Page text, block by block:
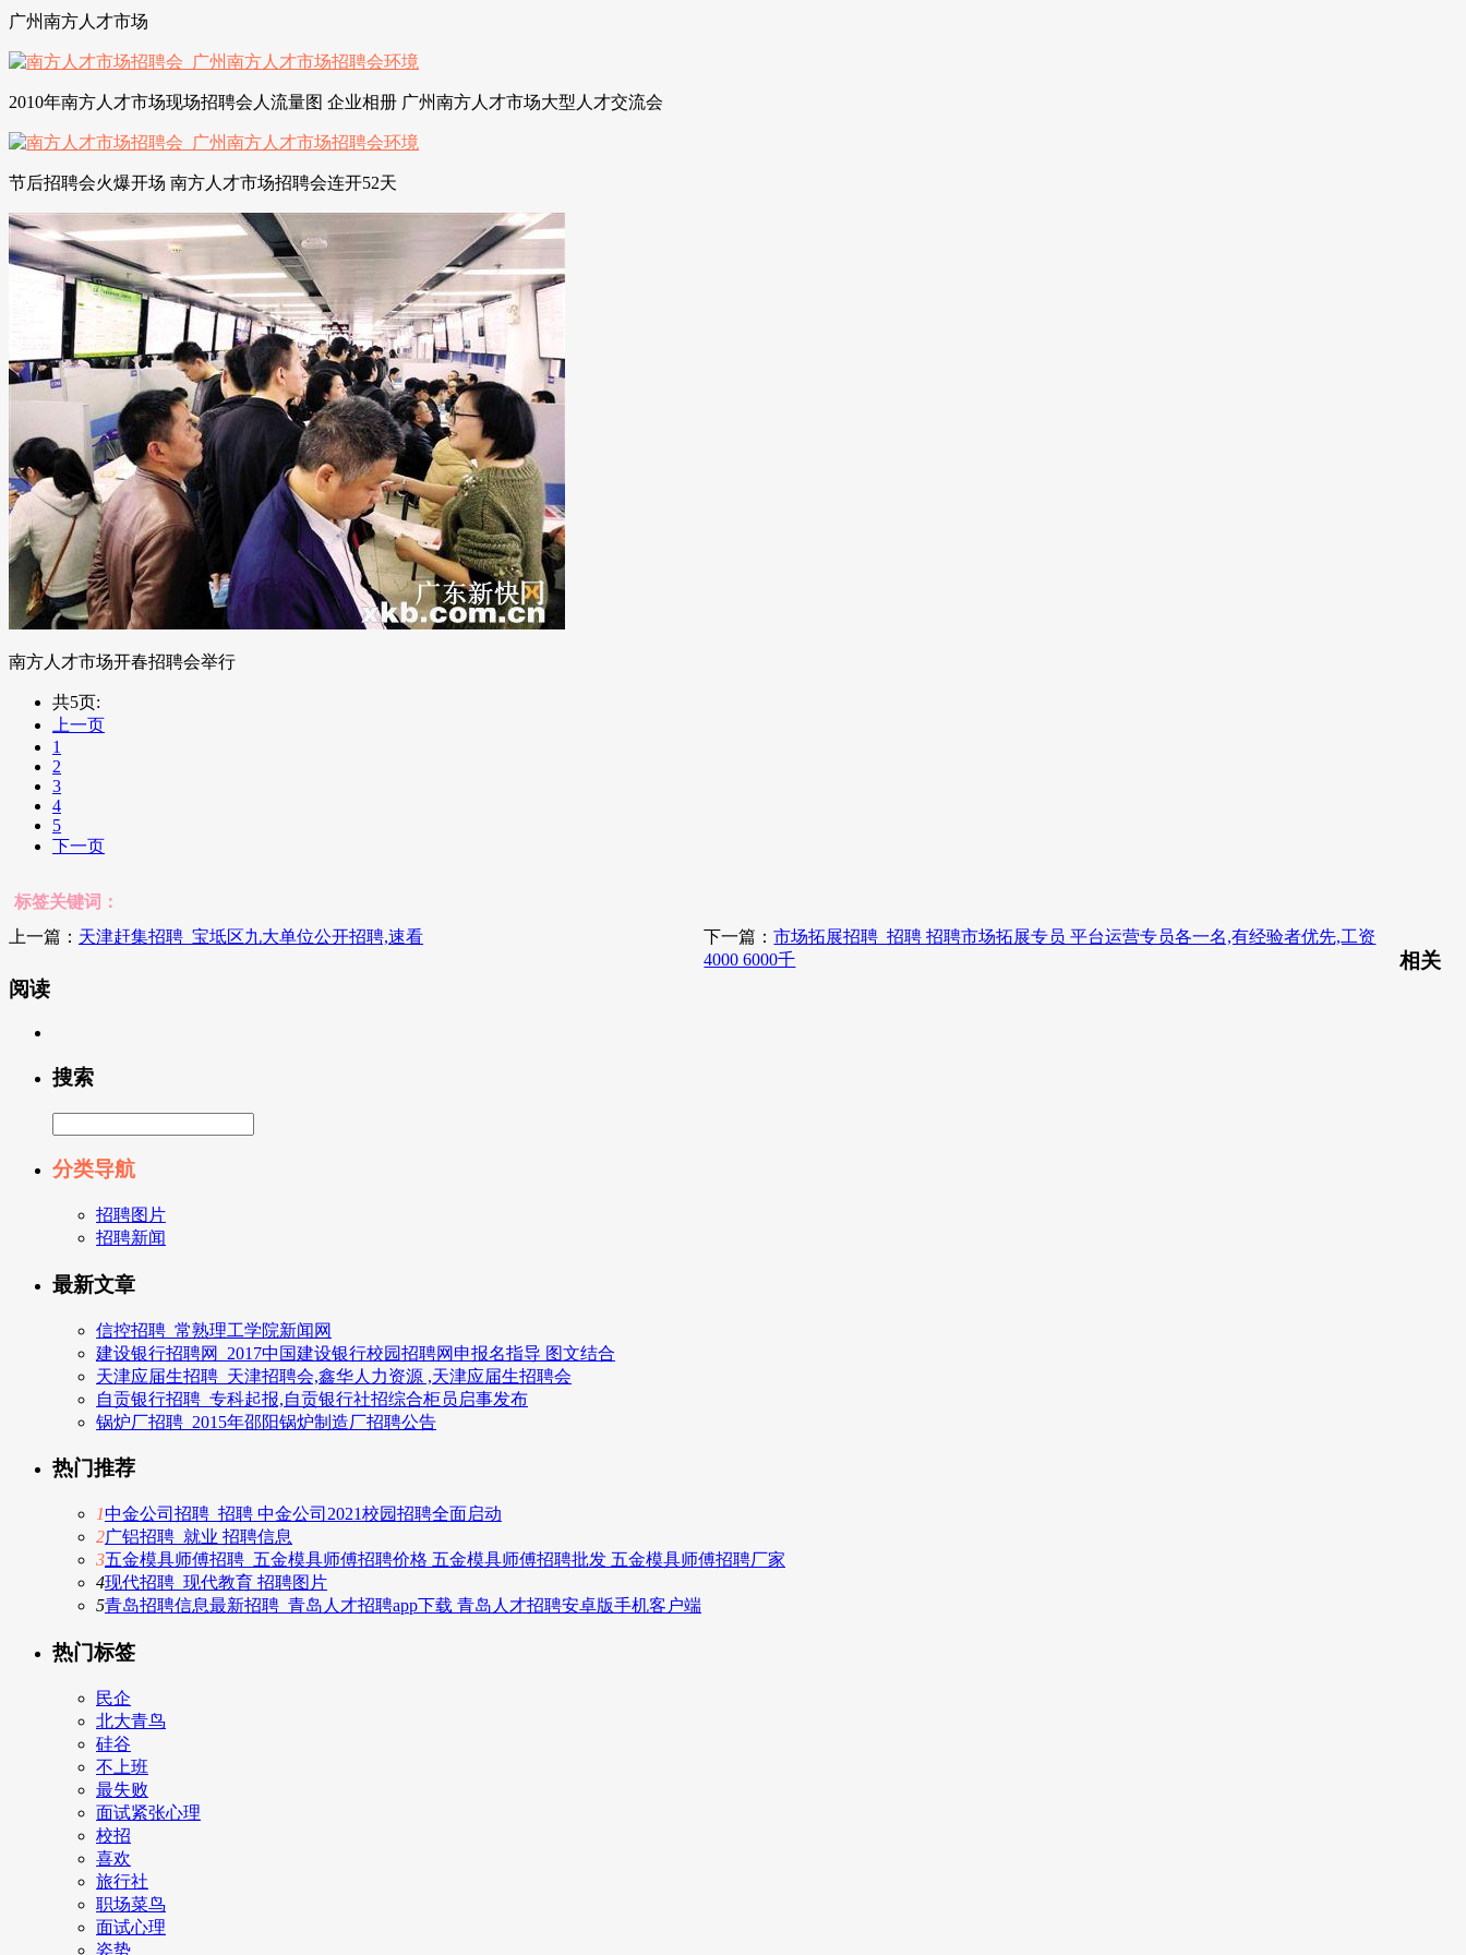
广州南方人才市场
2010年南方人才市场现场招聘会人流量图 企业相册 广州南方人才市场大型人才交流会
节后招聘会火爆开场 南方人才市场招聘会连开52天
南方人才市场开春招聘会举行
共5页:
上一页
1
2
3
4
5
下一页
标签关键词：
上一篇： 天津赶集招聘_宝坻区九大单位公开招聘,速看 下一篇：市场拓展招聘_招聘 招聘市场拓展专员 平台运营专员各一名,有经验者优先,工资
4000 6000千
相关
阅读
搜索
分类导航
招聘图片
招聘新闻
最新文章
信控招聘_常熟理工学院新闻网
建设银行招聘网_2017中国建设银行校园招聘网申报名指导 图文结合
天津应届生招聘_天津招聘会,鑫华人力资源 ,天津应届生招聘会
自贡银行招聘_专科起报,自贡银行社招综合柜员启事发布
锅炉厂招聘_2015年邵阳锅炉制造厂招聘公告
热门推荐
1中金公司招聘_招聘 中金公司2021校园招聘全面启动
2广铝招聘_就业 招聘信息
3五金模具师傅招聘_五金模具师傅招聘价格 五金模具师傅招聘批发 五金模具师傅招聘厂家
4现代招聘_现代教育 招聘图片
5青岛招聘信息最新招聘_青岛人才招聘app下载 青岛人才招聘安卓版手机客户端
热门标签
民企
北大青鸟
硅谷
不上班
最失败
面试紧张心理
校招
喜欢
旅行社
职场菜鸟
面试心理
姿势